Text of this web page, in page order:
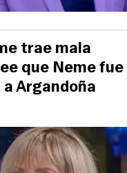
trae mala
que Neme fue
Argandoña